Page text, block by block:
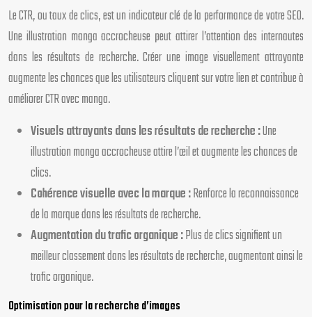
Le CTR, ou taux de clics, est un indicateur clé de la performance de votre SEO.
Une illustration manga accrocheuse peut attirer l’attention des internautes
dans les résultats de recherche. Créer une image visuellement attrayante
augmente les chances que les utilisateurs cliquent sur votre lien et contribue à
améliorer CTR avec manga.
Visuels attrayants dans les résultats de recherche :Une
illustration manga accrocheuse attire l’œil et augmente les chances de
clics.
Cohérence visuelle avec la marque :Renforce la reconnaissance
de la marque dans les résultats de recherche.
Augmentation du trafic organique :Plus de clics signifient un
meilleur classement dans les résultats de recherche, augmentant ainsi le
trafic organique.
Optimisation pour la recherche d’images